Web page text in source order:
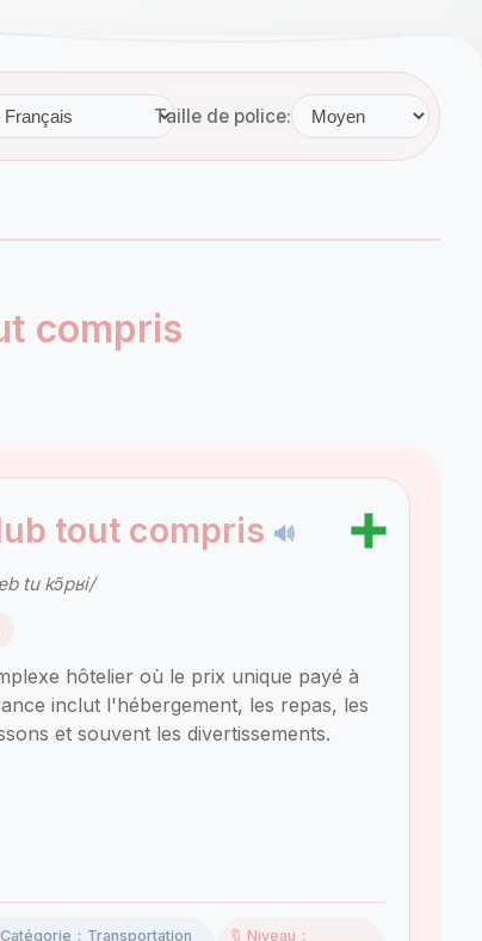
Taille de police:
compris
tout compris 🔊 ➕
tu kɔ̃pʁi/
hôtelier où le prix unique payé à
inclut l'hébergement, les repas, les
et souvent les divertissements.
Catégorie：Transportation
🔖 Niveau：